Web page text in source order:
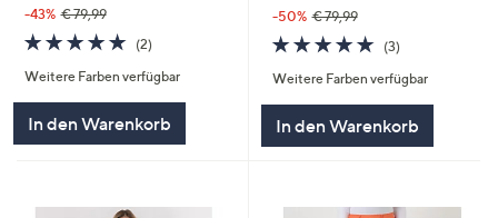
-43% € 79,99
5.0
von
5
(2)
Weitere Farben verfügbar
In den Warenkorb
-50% € 79,99
5.0
von
5
(3)
Weitere Farben verfügbar
In den Warenkorb